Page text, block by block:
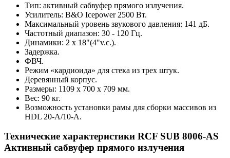
Тип: активный сабвуфер прямого излучения.
Усилитель: B&O Icepower 2500 Вт.
Максимальный уровень звукового давления: 141 дБ.
Частотный диапазон: 30 - 120 Гц.
Динамики: 2 х 18"(4"v.c.).
Задержка.
ФВЧ.
Режим «кардиоида» для стека из трех штук.
Деревянный корпус.
Размеры: 1109 х 700 х 709 мм.
Вес: 90 кг.
Возможность установки рамы для сборки массивов из
HDL 20-A/10-A.
Технические характеристики RCF SUB 8006-AS
Активный сабвуфер прямого излучения